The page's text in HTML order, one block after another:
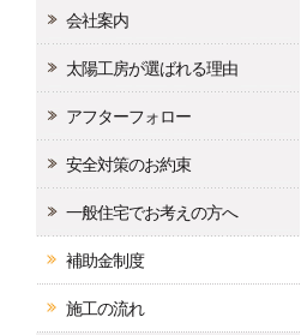
会社案内
太陽工房が選ばれる理由
アフターフォロー
安全対策のお約束
一般住宅でお考えの方へ
補助金制度
施工の流れ